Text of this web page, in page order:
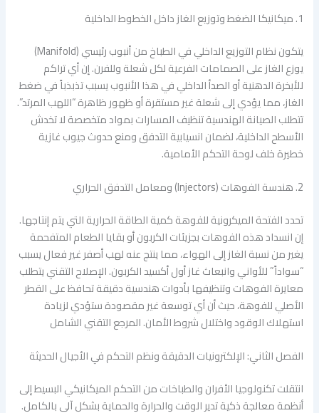
1. ميكانيكا الضغط وتوزيع الغاز داخل الخطوط الداخلية
يتكون نظام التوزيع الداخلي في الطباخ من أنبوب رئيسي (Manifold)
يوزع الغاز على الصمامات الفرعية لكل شعلة وللفرن. إن أي تراكم
للأبخرة الدهنية أو الصدأ الداخلي في هذا الأنبوب يسبب تذبذباً في ضغط
الغاز، مما يؤدي إلى شعلة غير مستقرة أو ظهور ظاهرة “اللهب المرتد”.
تتطلب الصيانة الهندسية تنظيف المسارات بمواد متخصصة لا تخدش
الأسطح الداخلية، لضمان انسيابية التدفق ومنع حدوث جيوب غازية
خطيرة خلف لوحة التحكم الأمامية.
2. هندسة الفوهات (Injectors) ومعامل التدفق الحراري
تحدد الفتحة الميكرونية للفوهة كمية الطاقة الحرارية التي يتم إنتاجها.
إن انسداد هذه الفوهات بجزيئات الكربون أو بقايا الطعام المتفحمة
يغير من نسبة الغاز إلى الهواء، مما ينتج عنه لهب أصفر غير فعال يسبب
“سواداً” للأواني وانبعاث غاز أول أكسيد الكربون. الإصلاح التقني يتطلب
معايرة الفوهات وتنظيفها بأدوات هندسية دقيقة تحافظ على القطر
الأصلي للفوهة، حيث أن أي توسعة غير مقصودة ستؤدي لزيادة
استهلاك الوقود واختلال شروط الأمان. المرجع التقني الشامل
الفصل الثاني: الإلكترونيات الدقيقة ونظم التحكم في الأجيال الحديثة
انتقلت تكنولوجيا الأفران والطباخات من التحكم الميكانيكي البسيط إلى
أنظمة معالجة ذكية تدير الوقت والحرارة والحماية بشكل آلي بالكامل.